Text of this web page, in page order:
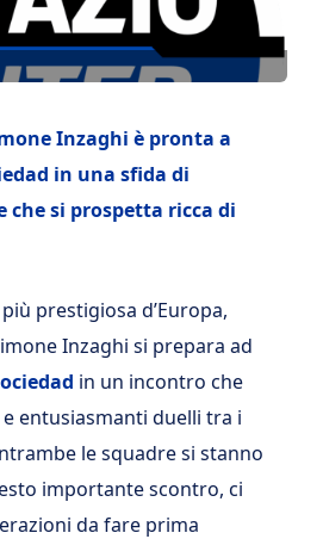
Inzaghi è pronta a
in una sfida di
che si prospetta ricca di
prestigiosa d’Europa,
Inzaghi si prepara ad
in un incontro che
entusiasmanti duelli tra i
le squadre si stanno
importante scontro, ci
da fare prima